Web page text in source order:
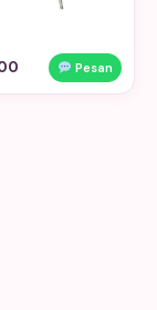
Pesan